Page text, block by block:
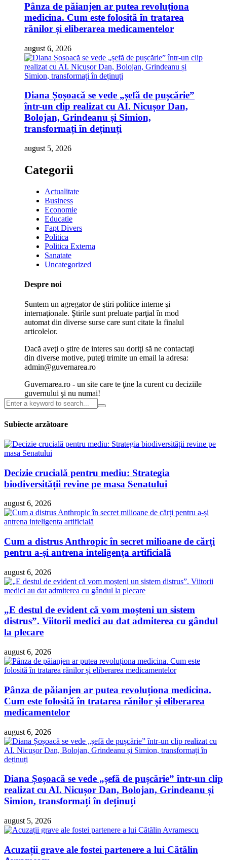
Pânza de păianjen ar putea revoluționa
medicina. Cum este folosită în tratarea
rănilor și eliberarea medicamentelor
august 6, 2026
Diana Șoșoacă se vede „șefă de pușcărie”
într-un clip realizat cu AI. Nicușor Dan,
Bolojan, Grindeanu și Simion,
transformați în deținuți
august 5, 2026
Categorii
Actualitate
Business
Economie
Educatie
Fapt Divers
Politica
Politica Externa
Sanatate
Uncategorized
Despre noi
Suntem un agregator de ştiri politice interne şi
internaţionale. Ştirile sunt preluate parţial în mod
automat din diverse surse care sunt citate la finalul
articolelor.
Dacă aveţi o ştire de interes sau doriţi să ne contactaţi
din diverse motive, puteţi trimite un email la adresa:
admin@guvernarea.ro
Guvernarea.ro - un site care te ţine la curent cu deciziile
guvernului şi nu numai!
Subiecte arzătoare
Decizie crucială pentru mediu: Strategia
biodiversității revine pe masa Senatului
august 6, 2026
Cum a distrus Anthropic în secret milioane de cărți
pentru a-și antrena inteligența artificială
august 6, 2026
„E destul de evident că vom moșteni un sistem
distrus”. Viitorii medici au dat admiterea cu gândul
la plecare
august 6, 2026
Pânza de păianjen ar putea revoluționa medicina.
Cum este folosită în tratarea rănilor și eliberarea
medicamentelor
august 6, 2026
Diana Șoșoacă se vede „șefă de pușcărie” într-un clip
realizat cu AI. Nicușor Dan, Bolojan, Grindeanu și
Simion, transformați în deținuți
august 5, 2026
Acuzații grave ale fostei partenere a lui Cătălin